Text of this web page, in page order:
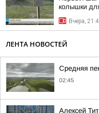
колышки
Вчера,
ЛЕНТА НОВОСТЕЙ
Средняя
02:45
Алексей